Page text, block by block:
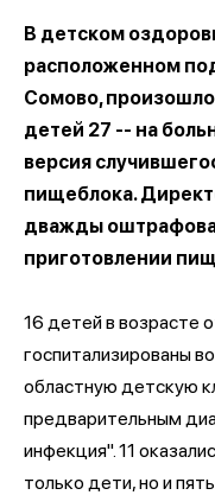
В детском
расположенном
Сомово,
детей 27 -- на
версия
пищеблока.
дважды
приготовлении
16 детей в возрасте
госпитализированы
областную детскую
предварительным
инфекция". 11
только дети, но и